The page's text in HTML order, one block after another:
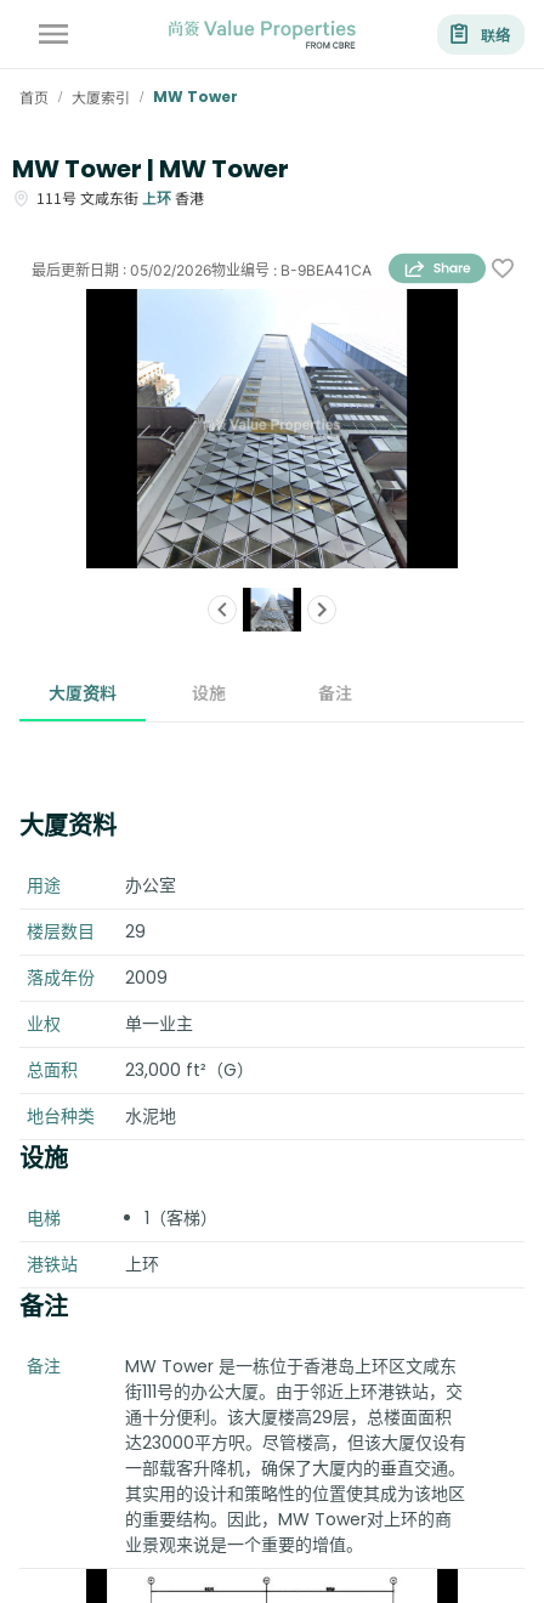
联络
首页 / 大厦索引 / MW Tower
MW Tower | MW Tower
111号 文咸东街 上环香港
物业编号 : B-9BEA41CA
最后更新日期 : 05/02/2026
大厦资料 设施 备注
大厦资料
用途
办公室
楼层数目
29
落成年份
2009
业权
单一业主
总面积
23,000 ft²（G）
地台种类
水泥地
设施
电梯
1（客梯）
港铁站
上环
备注
备注
MW Tower 是一栋位于香港岛上环区文咸东
街111号的办公大厦。由于邻近上环港铁站，交
通十分便利。该大厦楼高29层，总楼面面积
达23000平方呎。尽管楼高，但该大厦仅设有
一部载客升降机，确保了大厦内的垂直交通。
其实用的设计和策略性的位置使其成为该地区
的重要结构。因此，MW Tower对上环的商
业景观来说是一个重要的增值。